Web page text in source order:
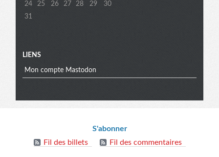
24
25 26 27 28 29
30
31
LIENS
Mon compte Mastodon
Informations
S'abonner
Fil des billets
Fil des commentaires